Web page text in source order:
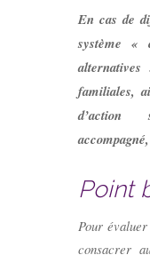
En cas de
système «
familiales,
d’action
Point
Pour
consacrer